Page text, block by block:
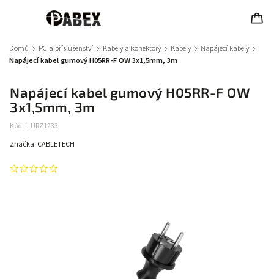
Domů / PC a příslušenství / Kabely a konektory / Kabely / Napájecí kabely /
Napájecí kabel gumový H05RR-F OW 3x1,5mm, 3m
Napájecí kabel gumový H05RR-F OW
3x1,5mm, 3m
Kód: L-URZ1233
Značka: CABLETECH